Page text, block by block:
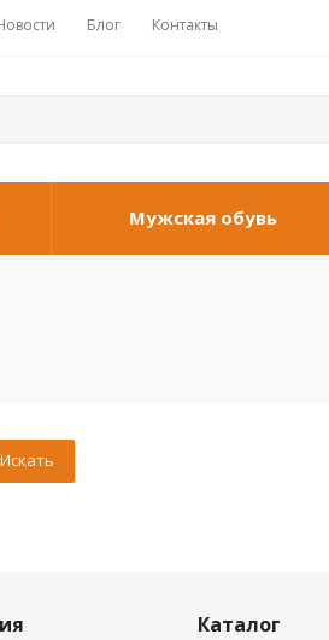
Блог Контакты
Мужская обувь
Каталог